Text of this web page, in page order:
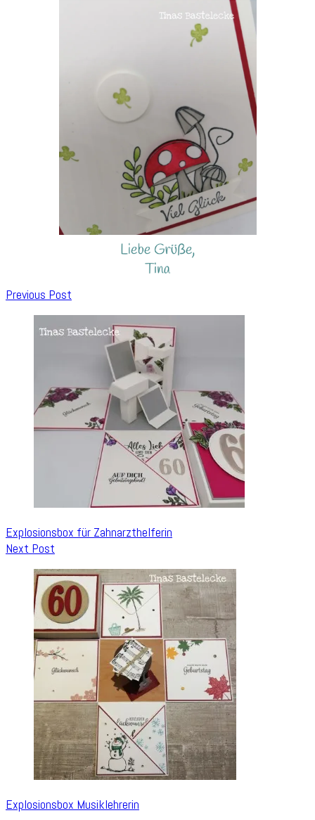
Post
Previous Post
Explosionsbox für Zahnarzthelferin
Next Post
Explosionsbox Musiklehrerin